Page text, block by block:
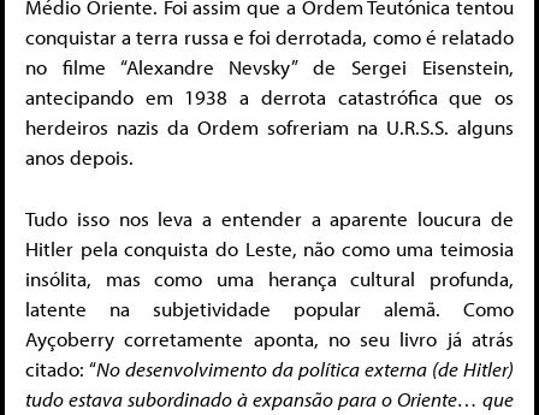
Médio Oriente. Foi assim que a Ordem Teutónica tentou
conquistar a terra russa e foi derrotada, como é relatado
no filme “Alexandre Nevsky” de Sergei Eisenstein,
antecipando em 1938 a derrota catastrófica que os
herdeiros nazis da Ordem sofreriam na U.R.S.S. alguns
anos depois.
Tudo isso nos leva a entender a aparente loucura de
Hitler pela conquista do Leste, não como uma teimosia
insólita, mas como uma herança cultural profunda,
latente na subjetividade popular alemã. Como
Ayçoberry corretamente aponta, no seu livro já atrás
citado: “No desenvolvimento da política externa (de Hitler)
tudo estava subordinado à expansão para o Oriente… que